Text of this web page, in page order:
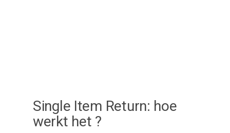
Single Item Return: hoe
werkt het ?